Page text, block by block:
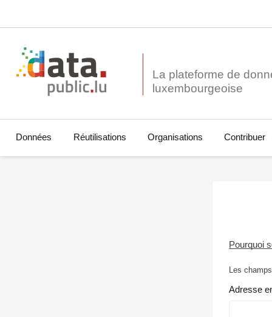
La plateforme de
Données Réutilisations Organisations Contribuer
Pourquoi
Les
Adresse